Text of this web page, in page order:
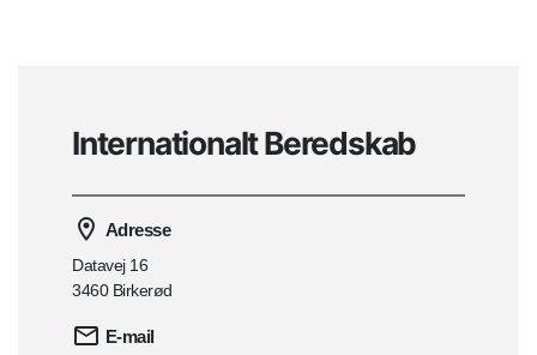
Internationalt Beredskab
Adresse
Datavej 16
3460 Birkerød
E-mail